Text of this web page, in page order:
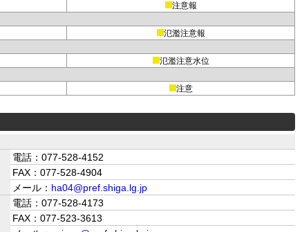
注意報
氾濫注意報
氾濫注意水位
注意
電話：077-528-4152
FAX：077-528-4904
メール： ha04@pref.shiga.lg.jp
電話：077-528-4173
FAX：077-523-3613